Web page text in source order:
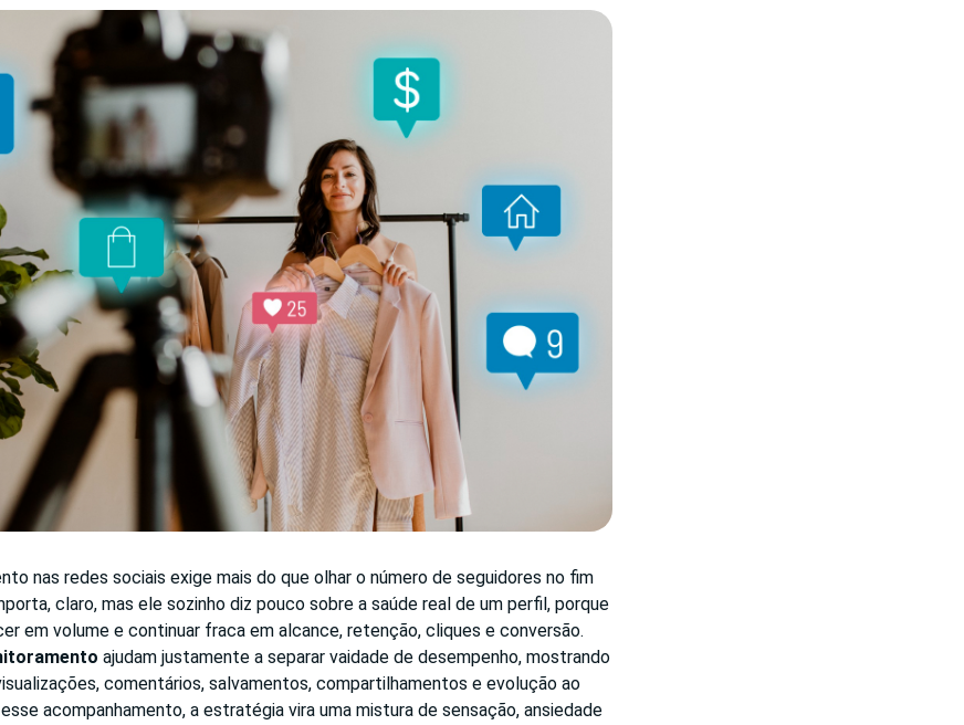
nas redes sociais exige mais do que olhar o número de seguidores no fim
claro, mas ele sozinho diz pouco sobre a saúde real de um perfil, porque
em volume e continuar fraca em alcance, retenção, cliques e conversão.
ajudam justamente a separar vaidade de desempenho, mostrando
comentários, salvamentos, compartilhamentos e evolução ao
acompanhamento, a estratégia vira uma mistura de sensação, ansiedade